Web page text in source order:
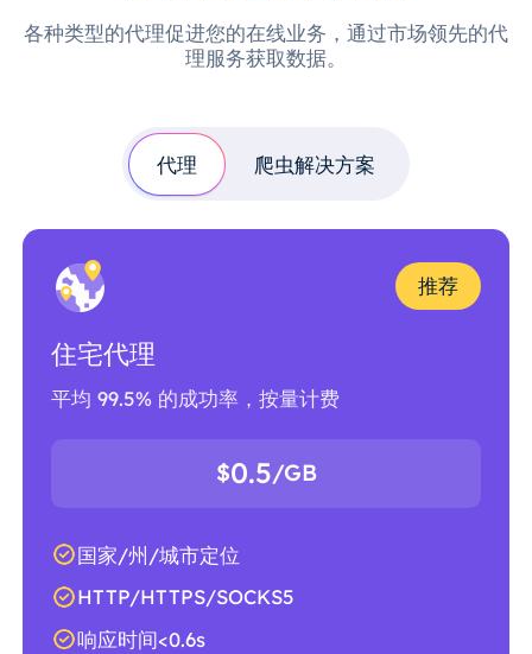
各种类型的代理促进您的在线业务，通过市场领先的代
理服务获取数据。
代理 爬虫解决方案
推荐
住宅代理
平均 99.5% 的成功率，按量计费
$0.5/GB
国家/州/城市定位
HTTP/HTTPS/SOCKS5
响应时间<0.6s